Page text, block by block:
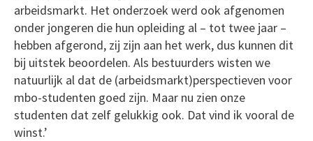
arbeidsmarkt. Het onderzoek werd ook afgenomen
onder jongeren die hun opleiding al – tot twee jaar –
hebben afgerond, zij zijn aan het werk, dus kunnen dit
bij uitstek beoordelen. Als bestuurders wisten we
natuurlijk al dat de (arbeidsmarkt)perspectieven voor
mbo-studenten goed zijn. Maar nu zien onze
studenten dat zelf gelukkig ook. Dat vind ik vooral de
winst.’